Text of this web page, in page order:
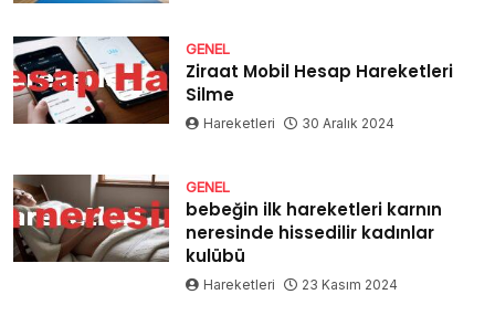
GENEL
Ziraat Mobil Hesap Hareketleri
Silme
Hareketleri 30 Aralık 2024
GENEL
bebeğin ilk hareketleri karnın
neresinde hissedilir kadınlar
kulübü
Hareketleri 23 Kasım 2024